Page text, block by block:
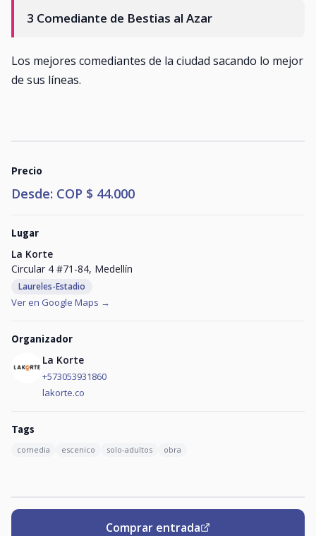
3 Comediante de Bestias al Azar
Los mejores comediantes de la ciudad sacando lo mejor
de sus líneas.
Precio
Desde: COP $ 44.000
Lugar
La Korte
Circular 4 #71-84, Medellín
Laureles-Estadio
Ver en Google Maps →
Organizador
La Korte
+573053931860
lakorte.co
Tags
comedia escenico solo-adultos obra
Comprar entrada